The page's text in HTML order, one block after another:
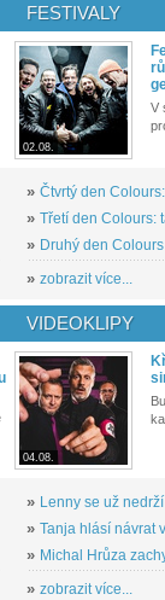
FESTIVALY
02.08.
V
» Čtvrtý den
» Třetí den Colours:
» Druhý den
» zobrazit více...
VIDEOKLIPY
04.08.
» Lenny se už
» Tanja hlásí návrat
» Michal Hrůza
» zobrazit více...